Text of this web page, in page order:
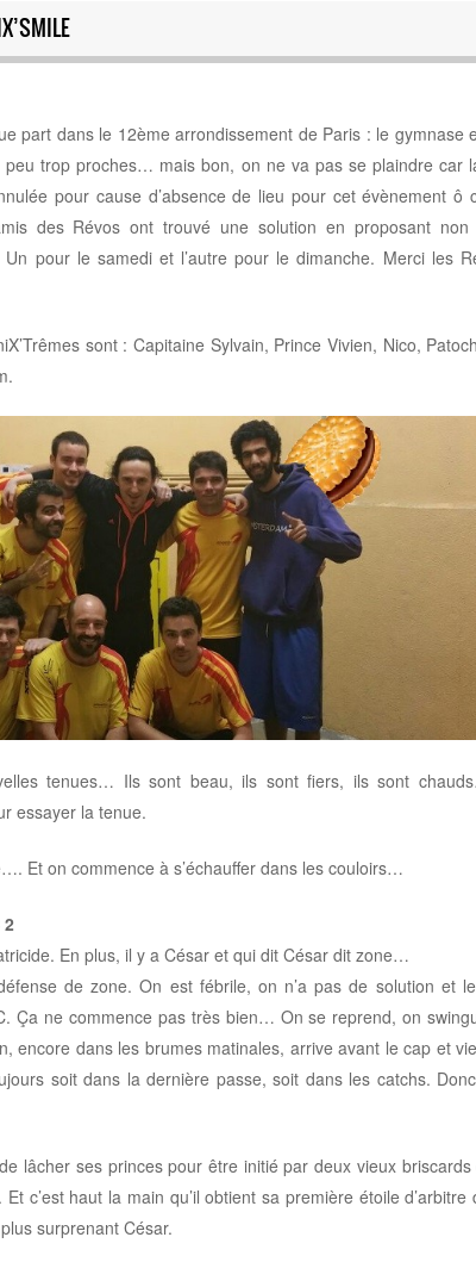
part dans le 12ème arrondissement de Paris : le gymnase
peu trop proches… mais bon, on ne va pas se plaindre car
pour cause d’absence de lieu pour cet évènement ô
des Révos ont trouvé une solution en proposant
pour le samedi et l’autre pour le dimanche. Merci les
sont : Capitaine Sylvain, Prince Vivien, Nico,
tenues… Ils sont beau, ils sont fiers, ils sont
essayer la tenue.
Et on commence à s’échauffer dans les couloirs…
2
En plus, il y a César et qui dit César dit zone…
de zone. On est fébrile, on n’a pas de solution et
Ça ne commence pas très bien… On se reprend, on
encore dans les brumes matinales, arrive avant le cap et
soit dans la dernière passe, soit dans les catchs.
lâcher ses princes pour être initié par deux vieux briscards
c’est haut la main qu’il obtient sa première étoile d’arbitre
surprenant César.